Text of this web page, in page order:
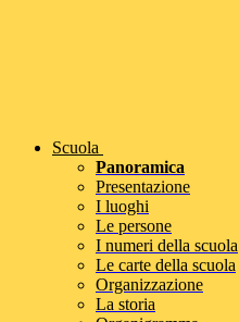
Scuola
Panoramica
Presentazione
I luoghi
Le persone
I numeri della scuola
Le carte della scuola
Organizzazione
La storia